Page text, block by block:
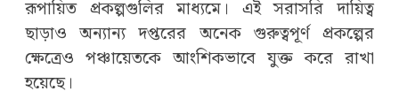
রূপায়িত প্রকল্পগুলির মাধ্যমে। এই সরাসরি দায়িত্ব
ছাড়াও অন্যান্য দপ্তরের অনেক গুরুত্বপূর্ণ প্রকল্পের
ক্ষেত্রেও পঞ্চায়েতকে আংশিকভাবে যুক্ত করে রাখা
হয়েছে।